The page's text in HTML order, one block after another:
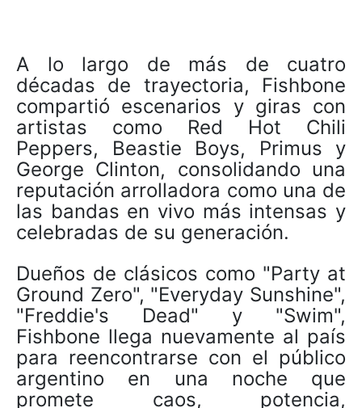
A lo largo de más de cuatro
décadas de trayectoria, Fishbone
compartió escenarios y giras con
artistas como Red Hot Chili
Peppers, Beastie Boys, Primus y
George Clinton, consolidando una
reputación arrolladora como una de
las bandas en vivo más intensas y
celebradas de su generación.
Dueños de clásicos como "Party at
Ground Zero", "Everyday Sunshine",
"Freddie's Dead" y "Swim",
Fishbone llega nuevamente al país
para reencontrarse con el público
argentino en una noche que
promete caos, potencia,